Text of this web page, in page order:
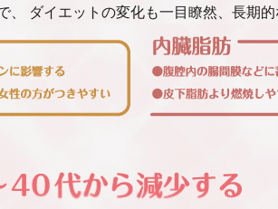
、 ダイエットの変化も一目瞭然、長期